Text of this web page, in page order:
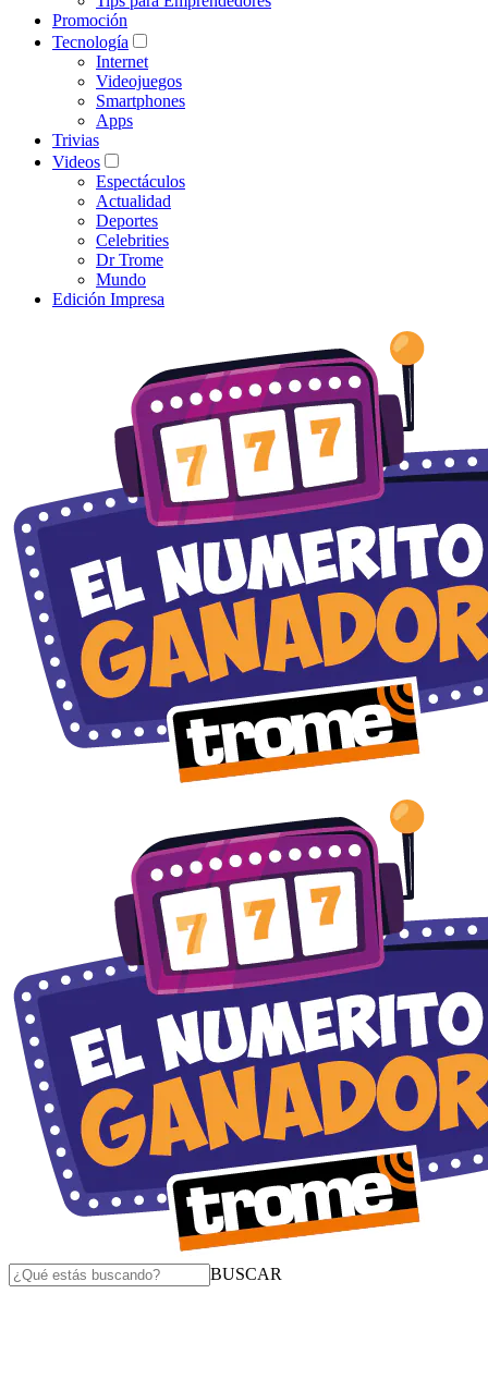
Promoción
Tecnología
Internet
Videojuegos
Smartphones
Apps
Trivias
Videos
Espectáculos
Actualidad
Deportes
Celebrities
Dr Trome
Mundo
Edición Impresa
BUSCAR